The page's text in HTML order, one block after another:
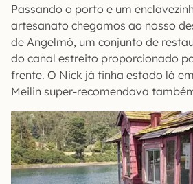
Passando o porto e um
artesanato chegamos ao nosso
de Angelmó, um conjunto de
do canal estreito proporcionado
frente. O Nick já tinha estado lá
Meilin super-recomendava